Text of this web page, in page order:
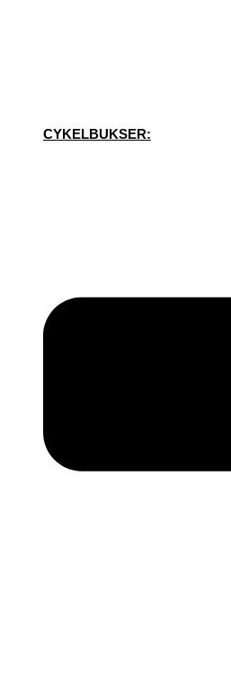
CYKELBUKSER: